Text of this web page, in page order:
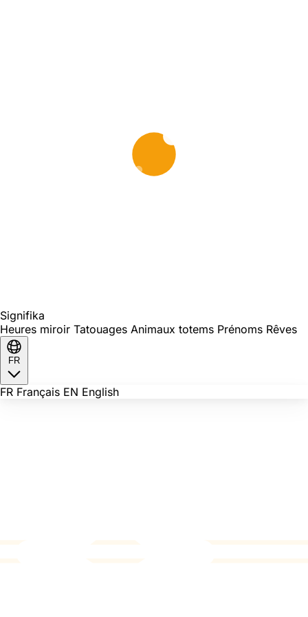
Signifika
Heures miroir Tatouages Animaux totems Prénoms Rêves
FR
FR Français EN English